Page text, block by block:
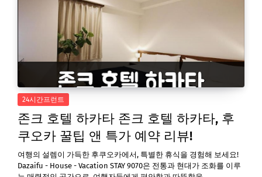
24시간프런트
존크 호텔 하카타 존크 호텔 하카타, 후
쿠오카 꿀팁 앤 특가 예약 리뷰!
여행의 설렘이 가득한 후쿠오카에서, 특별한 휴식을 경험해 보세요!
Dazaifu - House - Vacation STAY 9070은 전통과 현대가 조화를 이루